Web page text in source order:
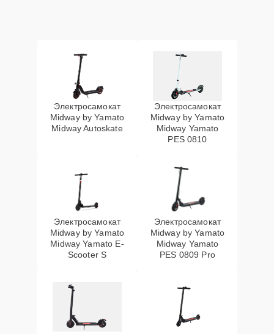
Электросамокат
Midway by Yamato
Midway Autoskate
Электросамокат
Midway by Yamato
Midway Yamato
PES 0810
Электросамокат
Midway by Yamato
Midway Yamato E-
Scooter S
Электросамокат
Midway by Yamato
Midway Yamato
PES 0809 Pro